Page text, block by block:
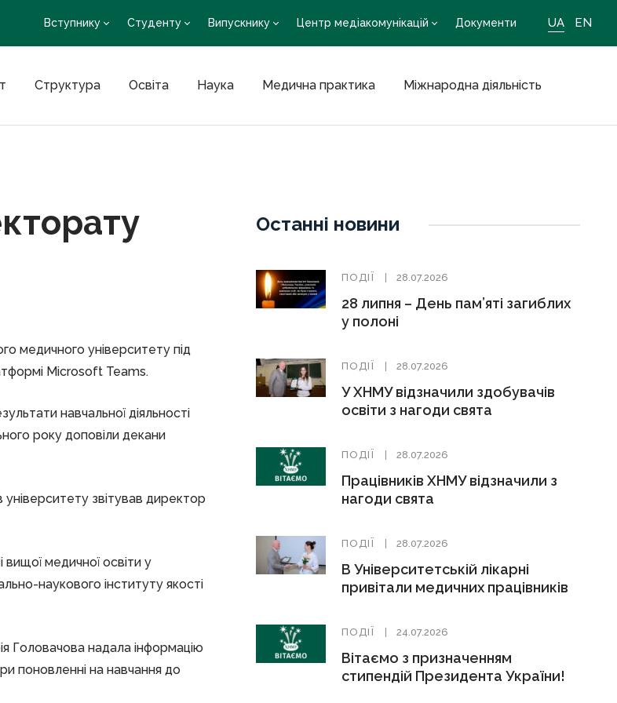
Вступнику Студенту Випускнику Центр медіакомунікацій Документи UA EN
Структура Освіта Наука Медична практика Міжнародна діяльність
медичного університету під
Microsoft Teams.
навчальної діяльності
року доповіли декани
університету звітував директор
вищої медичної освіти у
наукового інституту якості
Головачова надала інформацію
поновленні на навчання до
Останні новини
ПОДІЇ 28.07.2026
28 липня – День пам’яті загиблих
у полоні
ПОДІЇ 28.07.2026
У ХНМУ відзначили здобувачів
освіти з нагоди свята
ПОДІЇ 28.07.2026
Працівників ХНМУ відзначили з
нагоди свята
ПОДІЇ 28.07.2026
В Університетській лікарні
привітали медичних працівників
ПОДІЇ 24.07.2026
Вітаємо з призначенням
стипендій Президента України!